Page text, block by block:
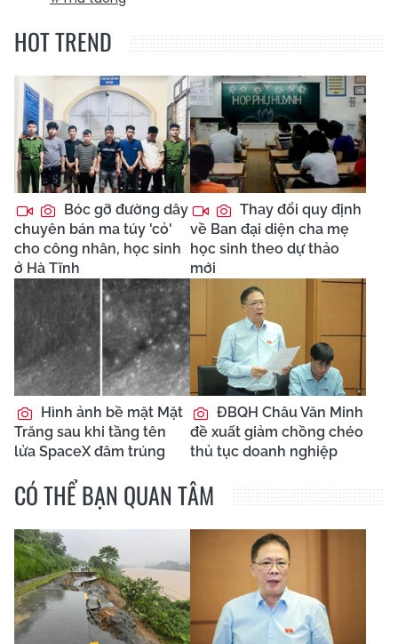
HOT TREND
Bóc gỡ đường dây
chuyên bán ma túy 'cỏ'
cho công nhân, học sinh
ở Hà Tĩnh
Thay đổi quy định
về Ban đại diện cha mẹ
học sinh theo dự thảo
mới
Hình ảnh bề mặt Mặt
Trăng sau khi tầng tên
lửa SpaceX đâm trúng
ĐBQH Châu Văn Minh
đề xuất giảm chồng chéo
thủ tục doanh nghiệp
CÓ THỂ BẠN QUAN TÂM